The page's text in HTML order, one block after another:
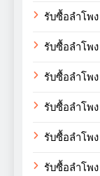
รับซื้อลำโพ
รับซื้อลำโพ
รับซื้อลำโพ
รับซื้อลำโพ
รับซื้อลำโพ
รับซื้อลำโพ